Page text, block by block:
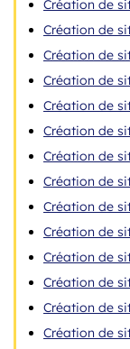
Création de
Création de
Création de
Création de
Création de
Création de
Création de
Création de
Création de
Création de
Création de
Création de
Création de
Création de